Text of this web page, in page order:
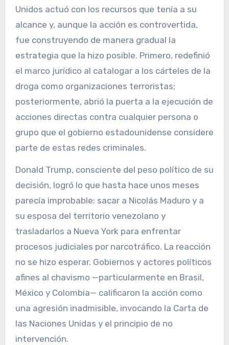
Unidos actuó con los recursos que tenía a su
alcance y, aunque la acción es controvertida,
fue construyendo de manera gradual la
estrategia que la hizo posible. Primero, redefinió
el marco jurídico al catalogar a los cárteles de la
droga como organizaciones terroristas;
posteriormente, abrió la puerta a la ejecución de
acciones directas contra cualquier persona o
grupo que el gobierno estadounidense considere
parte de estas redes criminales.
Donald Trump, consciente del peso político de su
decisión, logró lo que hasta hace unos meses
parecía improbable: sacar a Nicolás Maduro y a
su esposa del territorio venezolano y
trasladarlos a Nueva York para enfrentar
procesos judiciales por narcotráfico. La reacción
no se hizo esperar. Gobiernos y actores políticos
afines al chavismo —particularmente en Brasil,
México y Colombia— calificaron la acción como
una agresión inadmisible, invocando la Carta de
las Naciones Unidas y el principio de no
intervención.